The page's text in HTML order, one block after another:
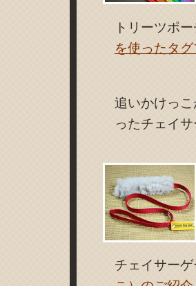
トリーツポ
を使ったタ
追いかけっ
ったチェイ
チェイサー